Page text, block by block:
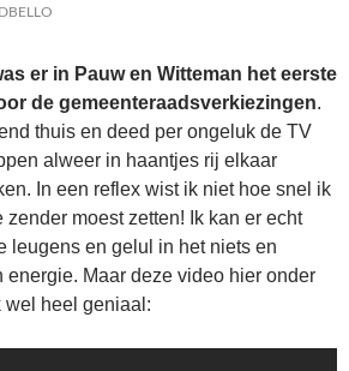
er in Pauw en Witteman het eerste
de gemeenteraadsverkiezingen.
thuis en deed per ongeluk de TV
alweer in haantjes rij elkaar
In een reflex wist ik niet hoe snel ik
moest zetten! Ik kan er echt
leugens en gelul in het niets en
Maar deze video hier onder
wel heel geniaal: